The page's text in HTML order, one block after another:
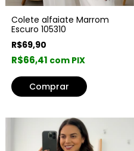
Colete alfaiate Marrom
Escuro 105310
R$69,90
R$66,41 com PIX
Comprar